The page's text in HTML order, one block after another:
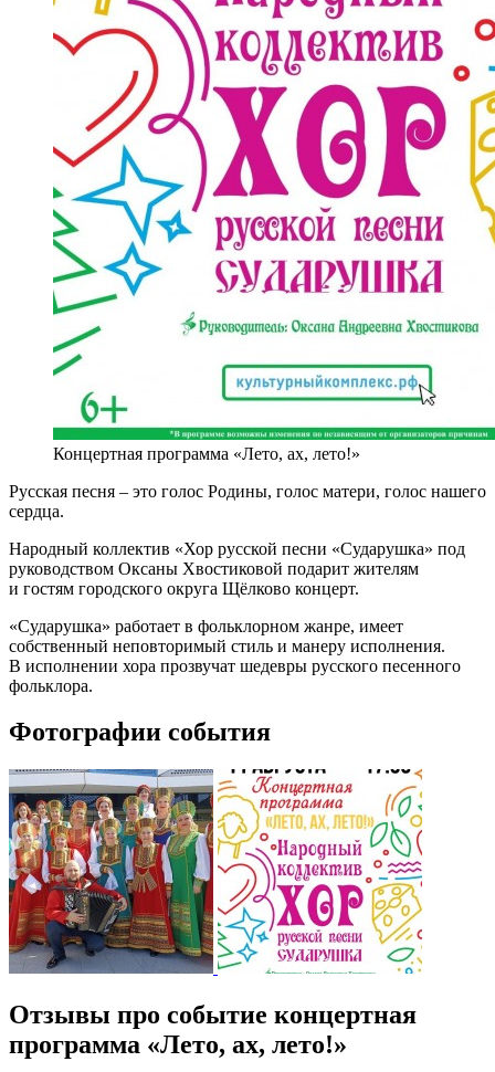
Концертная программа «Лето, ах, лето!»
Русская песня – это голос Родины, голос матери, голос нашего
сердца.
Народный коллектив «Хор русской песни «Сударушка» под
руководством Оксаны Хвостиковой подарит жителям
и гостям городского округа Щёлково концерт.
«Сударушка» работает в фольклорном жанре, имеет
собственный неповторимый стиль и манеру исполнения.
В исполнении хора прозвучат шедевры русского песенного
фольклора.
Фотографии события
Отзывы про событие концертная
программа «Лето, ах, лето!»